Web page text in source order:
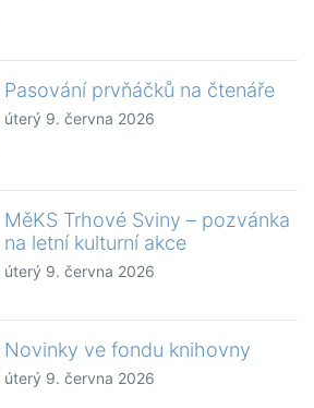
Pasování prvňáčků na čtenáře
úterý 9. června 2026
MěKS Trhové Sviny – pozvánka
na letní kulturní akce
úterý 9. června 2026
Novinky ve fondu knihovny
úterý 9. června 2026